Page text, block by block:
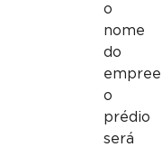
o
nome
do
o
prédio
será